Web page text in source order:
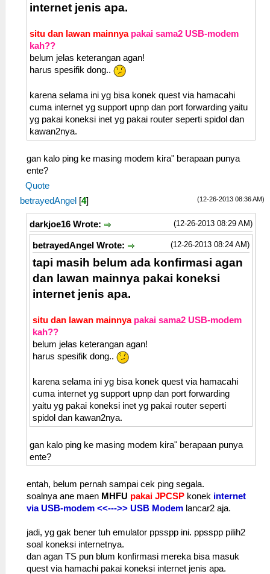
internet jenis apa.
situ dan lawan mainnya pakai sama2 USB-modem
kah??
belum jelas keterangan agan!
harus spesifik dong..
karena selama ini yg bisa konek quest via hamacahi
cuma internet yg support upnp dan port forwarding yaitu
yg pakai koneksi inet yg pakai router seperti spidol dan
kawan2nya.
gan kalo ping ke masing modem kira" berapaan punya
ente?
Quote
(12-26-2013 08:36 AM)
betrayedAngel [4]
(12-26-2013 08:29 AM)
darkjoe16 Wrote:
(12-26-2013 08:24 AM)
betrayedAngel Wrote:
tapi masih belum ada konfirmasi agan
dan lawan mainnya pakai koneksi
internet jenis apa.
situ dan lawan mainnya pakai sama2 USB-modem
kah??
belum jelas keterangan agan!
harus spesifik dong..
karena selama ini yg bisa konek quest via hamacahi
cuma internet yg support upnp dan port forwarding
yaitu yg pakai koneksi inet yg pakai router seperti
spidol dan kawan2nya.
gan kalo ping ke masing modem kira" berapaan punya
ente?
entah, belum pernah sampai cek ping segala.
soalnya ane maen MHFU pakai JPCSP konek internet
via USB-modem <<--->> USB Modem lancar2 aja.
jadi, yg gak bener tuh emulator ppsspp ini. ppsspp pilih2
soal koneksi internetnya.
dan agan TS pun blum konfirmasi mereka bisa masuk
quest via hamachi pakai koneksi internet jenis apa.